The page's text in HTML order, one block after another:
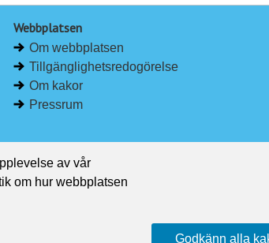
Webbplatsen
Om webbplatsen
Tillgänglighetsredogörelse
Om kakor
Pressrum
av vår
om hur webbplatsen
Godkänn alla